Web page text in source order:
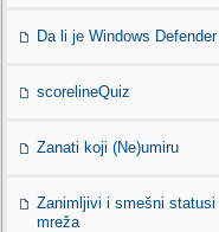
Da li je Windows
scorelineQuiz
Zanati koji (Ne)umiru
Zanimljivi i smešni
mreža